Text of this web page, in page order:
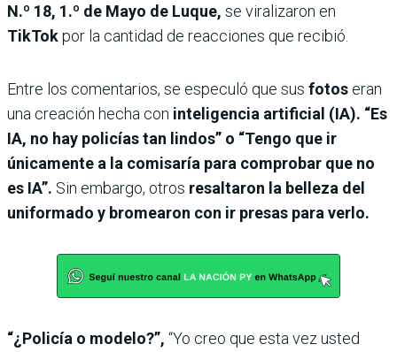
N.º 18, 1.º de Mayo de Luque, se viralizaron en
TikTokpor la cantidad de reacciones que recibió.
Entre los comentarios, se especuló que sus fotos eran
una creación hecha con inteligencia artificial (IA). “Es
IA, no hay policías tan lindos” o “Tengo que ir
únicamente a la comisaría para comprobar que no
es IA”. Sin embargo, otros resaltaron la belleza del
uniformado y bromearon con ir presas para verlo.
“¿Policía o modelo?”, “Yo creo que esta vez usted